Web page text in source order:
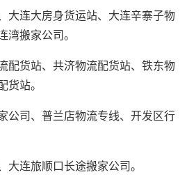
大连大房身货运站、大连辛寨子物
湾搬家公司。
配货站、共济物流配货站、铁东物
站。
公司、普兰店物流专线、开发区行
大连旅顺口长途搬家公司。